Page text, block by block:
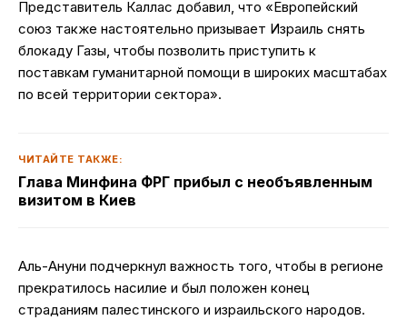
Представитель Каллас добавил, что «Европейский
союз также настоятельно призывает Израиль снять
блокаду Газы, чтобы позволить приступить к
поставкам гуманитарной помощи в широких масштабах
по всей территории сектора».
ЧИТАЙТЕ ТАКЖЕ:
Глава Минфина ФРГ прибыл с необъявленным
визитом в Киев
Аль-Ануни подчеркнул важность того, чтобы в регионе
прекратилось насилие и был положен конец
страданиям палестинского и израильского народов.